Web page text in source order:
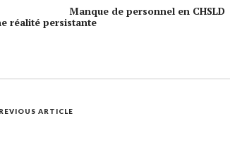
Manque de personnel en CHSLD
réalité persistante
ARTICLE